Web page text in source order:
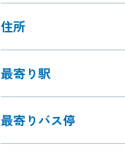
住所
最寄り駅
最寄りバス停